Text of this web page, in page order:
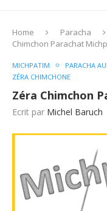
Home Paracha
Chimchon Parachat
MICHPATIM PARACHA
ZÉRA CHIMCHONE
Zéra Chimchon
Ecrit par Michel Baruch